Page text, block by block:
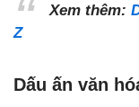
Xem thêm:
Z
Dấu ấn văn